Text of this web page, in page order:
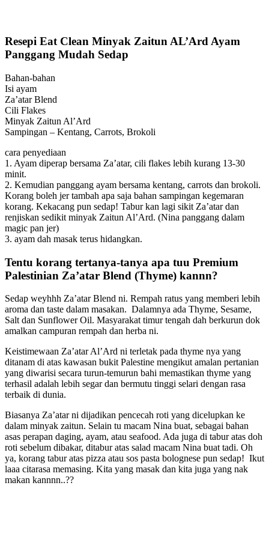
Resepi Eat Clean Minyak Zaitun AL’Ard Ayam
Panggang Mudah Sedap
Bahan-bahan
Isi ayam
Za’atar Blend
Cili Flakes
Minyak Zaitun Al’Ard
Sampingan – Kentang, Carrots, Brokoli
cara penyediaan
1. Ayam diperap bersama Za’atar, cili flakes lebih kurang 13-30
minit.
2. Kemudian panggang ayam bersama kentang, carrots dan brokoli.
Korang boleh jer tambah apa saja bahan sampingan kegemaran
korang. Kekacang pun sedap! Tabur kan lagi sikit Za’atar dan
renjiskan sedikit minyak Zaitun Al’Ard. (Nina panggang dalam
magic pan jer)
3. ayam dah masak terus hidangkan.
Tentu korang tertanya-tanya apa tuu Premium
Palestinian Za’atar Blend (Thyme) kannn?
Sedap weyhhh Za’atar Blend ni. Rempah ratus yang memberi lebih
aroma dan taste dalam masakan. Dalamnya ada Thyme, Sesame,
Salt dan Sunflower Oil. Masyarakat timur tengah dah berkurun dok
amalkan campuran rempah dan herba ni.
Keistimewaan Za’atar Al’Ard ni terletak pada thyme nya yang
ditanam di atas kawasan bukit Palestine mengikut amalan pertanian
yang diwarisi secara turun-temurun bahi memastikan thyme yang
terhasil adalah lebih segar dan bermutu tinggi selari dengan rasa
terbaik di dunia.
Biasanya Za’atar ni dijadikan pencecah roti yang dicelupkan ke
dalam minyak zaitun. Selain tu macam Nina buat, sebagai bahan
asas perapan daging, ayam, atau seafood. Ada juga di tabur atas doh
roti sebelum dibakar, ditabur atas salad macam Nina buat tadi. Oh
ya, korang tabur atas pizza atau sos pasta bolognese pun sedap! Ikut
laaa citarasa memasing. Kita yang masak dan kita juga yang nak
makan kannnn..??